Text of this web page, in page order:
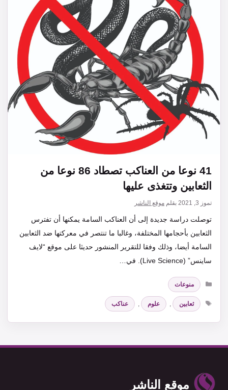
41 نوعا من العناكب تصطاد 86 نوعا من
الثعابين وتتغذى عليها
تموز 3, 2021 بقلم موقع الناشر
توصلت دراسة جديدة إلى أن العناكب السامة يمكنها أن تفترس
الثعابين بأحجامها المختلفة، وغالبا ما تنتصر في معركتها ضد الثعابين
السامة أيضا، وذلك وفقا للتقرير المنشور حديثا على موقع “لايف
ساينس” (Live Science). في…
التصنيفات
منوعات
الوسوم
ثعابين , علوم , عناكب
موقع الناشر